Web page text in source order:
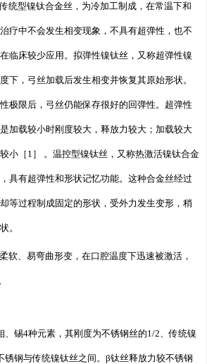
统型镍钛合金丝，为冷加工制成，在常温下和
疗中不会发生相变现象，不具有超弹性，也不
临床较少应用。拟弹性镍钛丝，又称超弹性镍
下，弓丝加载后发生相变并恢复其原始形状。
极限后，弓丝仍能保存很好的回弹性。超弹性
加载较小时刚度较大，释放力较大；加载较大
小［1］ 。温控型镍钛丝，又称热激活镍钛合金
具有超弹性和形状记忆功能。这种合金丝经过
等过程制成固定的形状，受外力发生变形，稍
。
软、易弯曲形变，在口腔温度下迅速被激活，
、锡4种元素，其刚度为不锈钢丝的1/2、传统镍
锈钢与传统镍钛丝之间。β钛丝释放力较不锈钢